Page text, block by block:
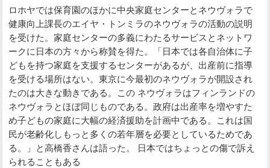
ロホヤでは保育園のほかに中央家庭センターとネウヴォラで
健康向上課長のエイヤ・トンミラのネウヴォラの活動の説明
を受けた。家庭センターの多義にわたるサービスとネットワ
ークに日本の方々から称賛を得た。「日本では各自治体に子
どもを持つ家庭を支援するセンターがあるが、出産前に指導
を受ける場所はない。東京に今最初のネウヴォラが開設され
たのは大きな動きである。この ネウヴォラはフィンランドの
ネウヴォラとほぼ同じものである。政府は出産率を増やすた
め子どもの家庭に大幅の経済援助を計画中である。これは国
民が老齢化しもっと多くの若年層を必要としているためであ
る。」と高橋香さんは語った。 日本ではちょっとの傷で訴え
られることもある